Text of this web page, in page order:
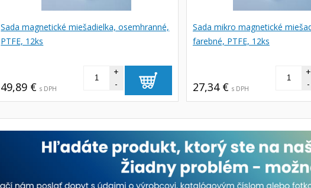
Sada magnetické miešadielka, osemhranné,
PTFE, 12ks
49,89 € s DPH -
+
Sada mikro magnetické
farebné, PTFE, 12ks
27,34 € s DPH -
+